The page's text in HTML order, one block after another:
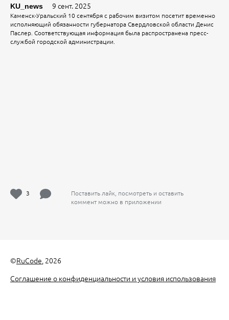
KU_news 9 сент. 2025
Каменск-Уральский 10 сентября с рабочим визитом посетит временно
исполняющий обязанности губернатора Свердловской области Денис
Паслер. Соответствующая информация была распространена пресс-
службой городской администрации.
3
Поставить лайк, посмотреть и оставить
коммент можно в приложении
©RuCode, 2026
Соглашение о конфиденциальности и условия использования